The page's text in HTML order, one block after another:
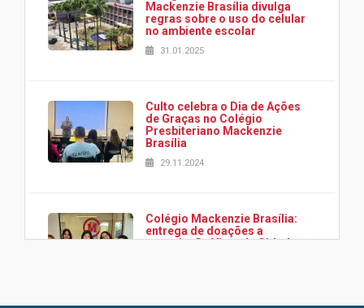
Mackenzie Brasília divulga
regras sobre o uso do celular
no ambiente escolar
31.01.2025
Culto celebra o Dia de Ações
de Graças no Colégio
Presbiteriano Mackenzie
Brasília
29.11.2024
Colégio Mackenzie Brasília:
entrega de doações a
associação Viver da Cidade